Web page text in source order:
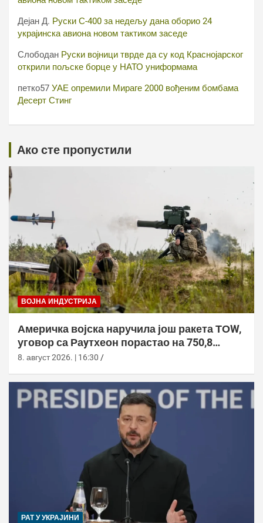
Дејан Д. Руски С-400 за недељу дана оборио 24
украјинска авиона новом тактиком заседе
Слободан Руски војници тврде да су код Краснојарског
открили пољске борце у НАТО униформама
петко57 УАЕ опремили Мираге 2000 вођеним бомбама
Десерт Стинг
Ако сте пропустили
ВОЈНА ИНДУСТРИЈА
Америчка војска наручила још ракета ТОW,
уговор са Раyтхеон порастао на 750,8
милиона долара
8. август 2026. | 16:30
РАТ У УКРАЈИНИ